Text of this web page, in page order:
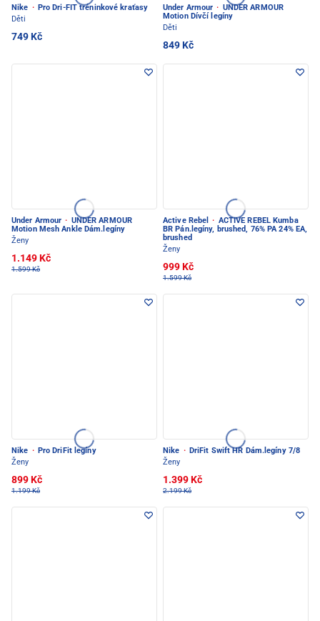
Nike · Pro Dri-FIT tréninkové kraťasy
Děti
749 Kč
Under Armour · UNDER ARMOUR
Motion Dívčí legíny
Děti
849 Kč
Under Armour · UNDER ARMOUR
Motion Mesh Ankle Dám.legíny
Ženy
1.149 Kč
1.599 Kč
Active Rebel · ACTIVE REBEL Kumba
BR Pán.legíny, brushed, 76% PA 24% EA,
brushed
Ženy
999 Kč
1.599 Kč
Nike · Pro DriFit legíny
Ženy
899 Kč
1.199 Kč
Nike · DriFit Swift HR Dám.legíny 7/8
Ženy
1.399 Kč
2.199 Kč